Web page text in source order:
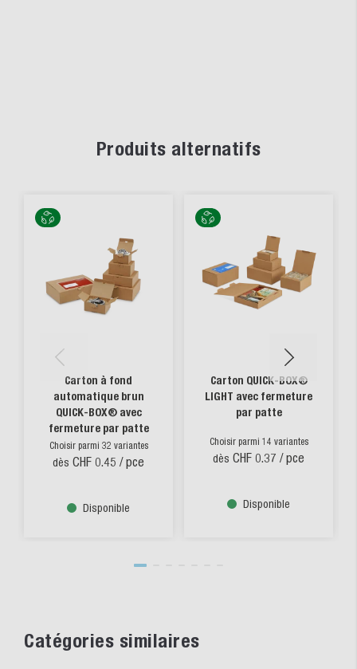
Produits alternatifs
Carton à fond
automatique brun
QUICK-BOX® avec
fermeture par patte
Choisir parmi 32 variantes
dès CHF 0.45 / pce
Disponible
Carton QUICK-BOX®
LIGHT avec fermeture
par patte
Choisir parmi 14 variantes
dès CHF 0.37 / pce
Disponible
Catégories similaires